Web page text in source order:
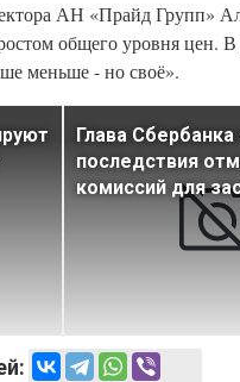
АН «Прайд Групп»
общего уровня цен.
меньше - но своё».
Глава
последствия
комиссий для